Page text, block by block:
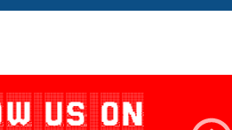
US ON